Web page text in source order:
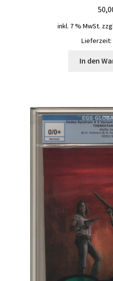
inkl. 7 % MwSt.
Lieferzeit:
In den